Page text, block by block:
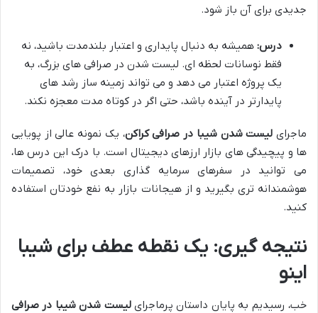
جدیدی برای آن باز شود.
درس: همیشه به دنبال پایداری و اعتبار بلندمدت باشید، نه
فقط نوسانات لحظه ای. لیست شدن در صرافی های بزرگ، به
یک پروژه اعتبار می دهد و می تواند زمینه ساز رشد های
پایدارتر در آینده باشد، حتی اگر در کوتاه مدت معجزه نکند.
ماجرای لیست شدن شیبا در صرافی کراکن، یک نمونه عالی از پویایی
ها و پیچیدگی های بازار ارزهای دیجیتال است. با درک این درس ها،
می توانید در سفرهای سرمایه گذاری بعدی خود، تصمیمات
هوشمندانه تری بگیرید و از هیجانات بازار به نفع خودتان استفاده
کنید.
نتیجه گیری: یک نقطه عطف برای شیبا
اینو
خب، رسیدیم به پایان داستان پرماجرایلیست شدن شیبا در صرافی